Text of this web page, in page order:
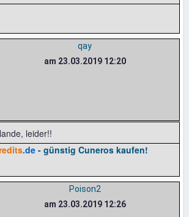
qay
am 23.03.2019 12:20
leider!!
.de - günstig Cuneros kaufen!
Poison2
am 23.03.2019 12:26